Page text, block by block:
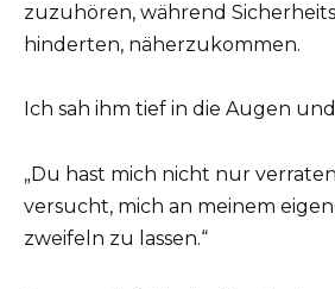
zuzuhören, während
hinderten, näherzukommen.
Ich sah ihm tief in die Augen
„Du hast mich nicht nur
versucht, mich an meinem
zweifeln zu lassen.“